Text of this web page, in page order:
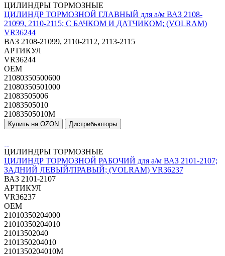
ЦИЛИНДРЫ ТОРМОЗНЫЕ
ЦИЛИНДР ТОРМОЗНОЙ ГЛАВНЫЙ для а/м ВАЗ 2108-
21099, 2110-2115; С БАЧКОМ И ДАТЧИКОМ; (VOLRAM)
VR36244
ВАЗ 2108-21099, 2110-2112, 2113-2115
АРТИКУЛ
VR36244
OEM
21080350500600
21080350501000
21083505006
21083505010
21083505010М
Купить на OZON Дистрибьюторы
ЦИЛИНДРЫ ТОРМОЗНЫЕ
ЦИЛИНДР ТОРМОЗНОЙ РАБОЧИЙ для а/м ВАЗ 2101-2107;
ЗАДНИЙ ЛЕВЫЙ/ПРАВЫЙ; (VOLRAM) VR36237
ВАЗ 2101-2107
АРТИКУЛ
VR36237
OEM
21010350204000
21010350204010
21013502040
2101350204010
2101350204010M